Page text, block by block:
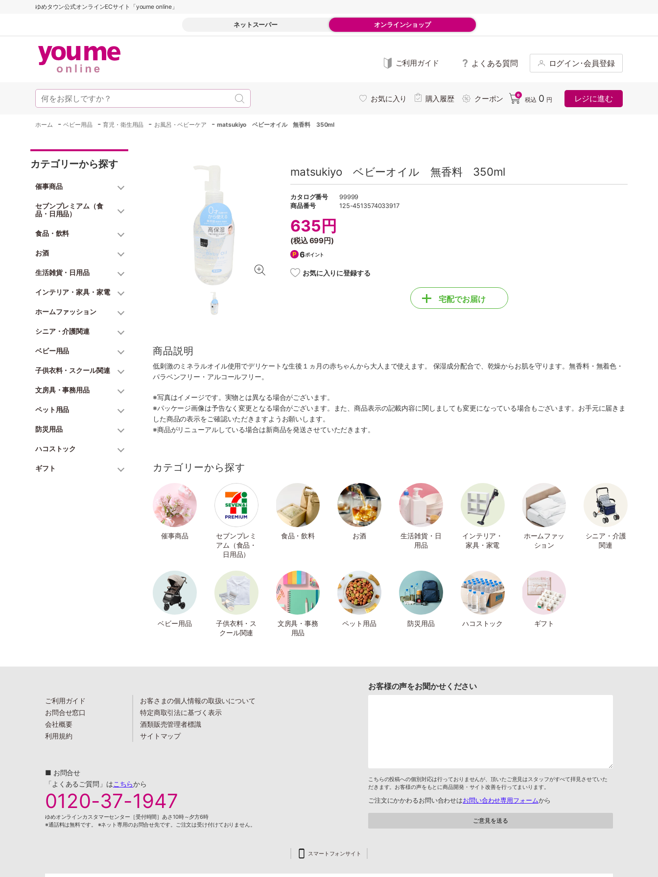
ゆめタウン公式オンラインECサイト「youme online」
ネットスーパー オンラインショップ
ご利用ガイド よくある質問 ログイン･会員登録
お気に入り 購入履歴 クーポン 0
税込 0 円 レジに進む
ホーム -ベビー用品 -育児・衛生用品 - お風呂・ベビーケア -matsukiyo ベビーオイル 無香料 350ml
カテゴリーから探す
催事商品
セブンプレミアム（食
品・日用品）
食品・飲料
お酒
生活雑貨・日用品
インテリア・家具・家電
ホームファッション
シニア・介護関連
ベビー用品
子供衣料・スクール関連
文房具・事務用品
ペット用品
防災用品
ハコストック
ギフト
matsukiyo ベビーオイル 無香料 350ml
カタログ番号
99999
商品番号
125-4513574033917
635円
(税込699円)
6ポイント
お気に入りに登録する
宅配でお届け
商品説明
低刺激のミネラルオイル使用でデリケートな生後１ヵ月の赤ちゃんから大人まで使えます。 保湿成分配合で、乾燥からお肌を守ります。無香料・無着色・
パラベンフリー・アルコールフリー。
※写真はイメージです。実物とは異なる場合がございます。
※パッケージ画像は予告なく変更となる場合がございます。また、商品表示の記載内容に関しましても変更になっている場合もございます。お手元に届きま
した商品の表示をご確認いただきますようお願いします。
※商品がリニューアルしている場合は新商品を発送させていただきます。
カテゴリーから探す
催事商品
セブンプレミ
アム（食品・
日用品）
食品・飲料 お酒
生活雑貨・日
用品
インテリア・
家具・家電
ホームファッ
ション
シニア・介護
関連
ベビー用品
子供衣料・ス
クール関連
文房具・事務
用品
ペット用品 防災用品 ハコストック ギフト
ご利用ガイド
お問合せ窓口
会社概要
利用規約
お客さまの個人情報の取扱いについて
特定商取引法に基づく表示
酒類販売管理者標識
サイトマップ
■ お問合せ
「よくあるご質問」はこちらから
0120-37-1947
ゆめオンラインカスタマーセンター［受付時間］あさ10時～夕方6時
※通話料は無料です。 ※ネット専用のお問合せ先です。ご注文は受け付けておりません。
お客様の声をお聞かせください
こちらの投稿への個別対応は行っておりませんが、頂いたご意見はスタッフがすべて拝見させていた
だきます。お客様の声をもとに商品開発・サイト改善を行ってまいります。
ご注文にかかわるお問い合わせはお問い合わせ専用フォームから
スマートフォンサイト